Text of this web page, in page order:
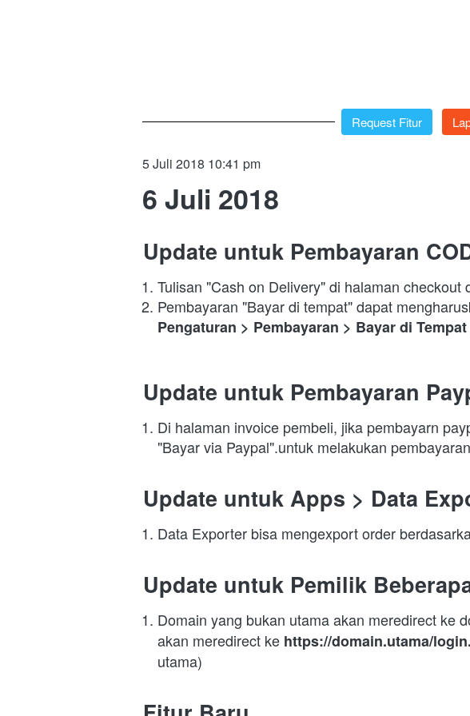
`Request Fitur `
5 Juli 2018 10:41 pm
6 Juli 2018
Update untuk Pembayaran
Tulisan "Cash on Delivery" di halaman
Pengaturan > Pembayaran > Bayar di
Update untuk Pembayaran
Di halaman invoice pembeli, jika pembayarn
"Bayar via Paypal".untuk melakukan
Update untuk Apps > Data
Data Exporter bisa mengexport order
Update untuk Pemilik
Domain yang bukan utama akan meredirect ke
akan meredirect ke https://domain.utama/login.
utama)